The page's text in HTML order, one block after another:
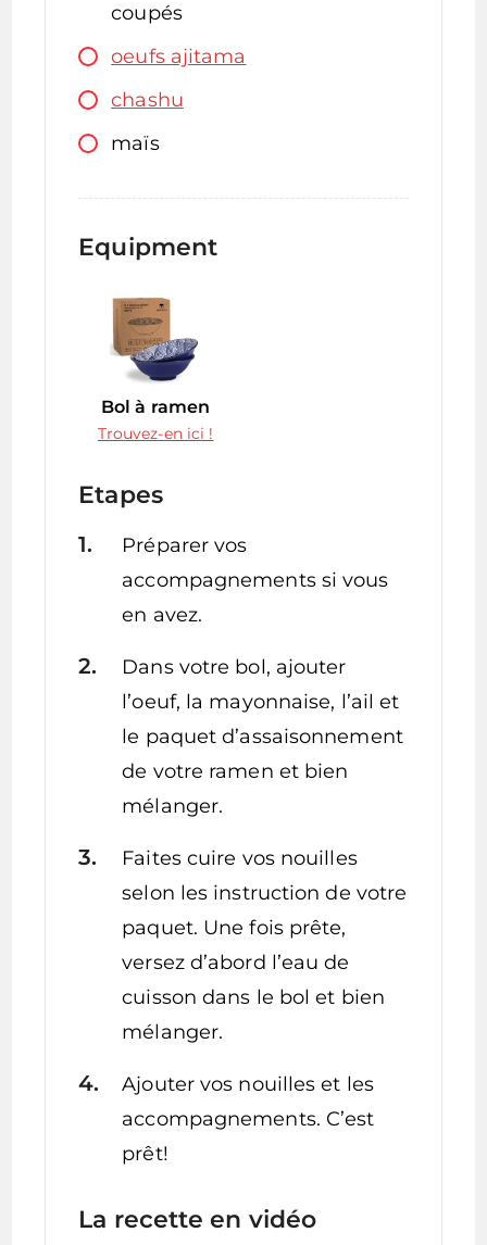
coupés
oeufs ajitama
chashu
maïs
Equipment
Bol à ramen
Trouvez-en ici !
Etapes
Préparer vos
accompagnements si vous
en avez.
Dans votre bol, ajouter
l’oeuf, la mayonnaise, l’ail et
le paquet d’assaisonnement
de votre ramen et bien
mélanger.
Faites cuire vos nouilles
selon les instruction de votre
paquet. Une fois prête,
versez d’abord l’eau de
cuisson dans le bol et bien
mélanger.
Ajouter vos nouilles et les
accompagnements. C’est
prêt!
La recette en vidéo